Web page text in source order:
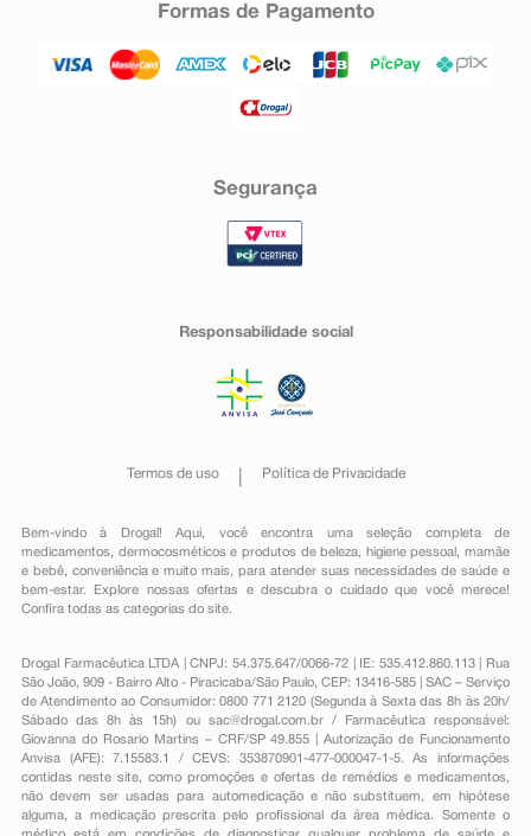
Formas de Pagamento
Segurança
Responsabilidade social
Termos de uso Política de Privacidade
Bem-vindo à Drogal! Aqui, você encontra uma seleção completa de
medicamentos , dermocosméticos e produtos de beleza, higiene pessoal ,mamãe
e bebê, conveniênciae muito mais, para atender suas necessidades de saúde e
bem-estar. Explore nossas ofertas e descubra o cuidado que você merece!
Confira todas as categorias do site.
Drogal Farmacêutica LTDA | CNPJ: 54.375.647/0066-72 | IE: 535.412.860.113 | Rua
São João, 909 - Bairro Alto - Piracicaba/São Paulo, CEP: 13416-585 | SAC – Serviço
de Atendimento ao Consumidor: 0800 771 2120 (Segunda à Sexta das 8h às 20h/
Sábado das 8h às 15h) ou sac@drogal.com.br/ Farmacêutica responsável:
Giovanna do Rosario Martins – CRF/SP 49.855 | Autorização de Funcionamento
Anvisa (AFE): 7.15583.1 / CEVS: 353870901-477-000047-1-5. As informações
contidas neste site, como promoções e ofertas de remédios e medicamentos,
não devem ser usadas para automedicação e não substituem, em hipótese
alguma, a medicação prescrita pelo profissional da área médica. Somente o